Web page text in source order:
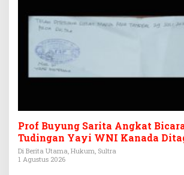
Prof Buyung Sarita Angkat
Tudingan Yayi WNI Kanada
Rp3,6 Miliar
Di Berita Utama, Hukum, Sultra
1 Agustus 2026